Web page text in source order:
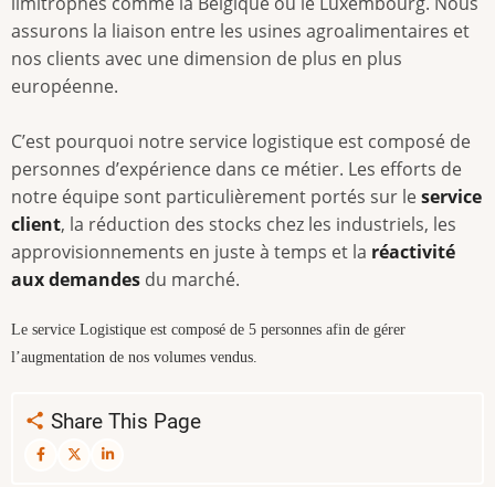
assurons la liaison entre les usines agroalimentaires et
nos clients avec une dimension de plus en plus
européenne.
C’est pourquoi notre service logistique est composé de
personnes d’expérience dans ce métier. Les efforts de
notre équipe sont particulièrement portés sur leservice
client, la réduction des stocks chez les industriels, les
approvisionnements en juste à temps et la réactivité
aux demandes du marché.
Le service Logistique est composé de 5 personnes afin de gérer
l’augmentation de nos volumes vendus.
Share This Page